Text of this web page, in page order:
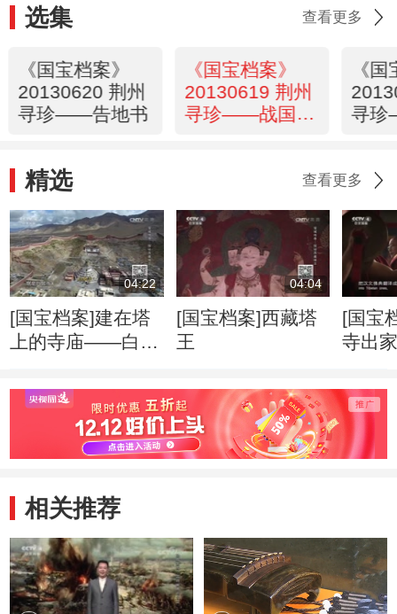
选集 查看更多
《国宝档案》
20130620 荆州
寻珍——告地书
《国宝档案》
20130619 荆州
寻珍——战国玉
《
寻
精选 查看更多
04:22
[国宝档案]建在塔
上的寺庙——白居
04:04
[国宝档案]西藏塔
王
[国宝
寺出
相关推荐